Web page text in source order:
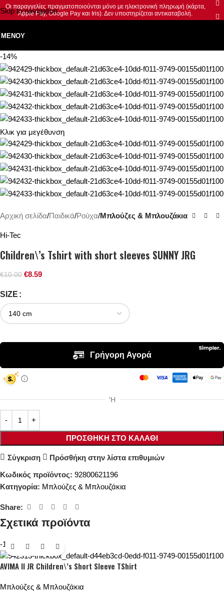
Skip to navigation
Skip to main content
Οι παραγγελίες πραγματοποιούνται μόνο με ηλεκτρονική πληρωμή (κάρτα,
Apple Pay, Google Pay και Iris). Δεν υποστηρίζεται αντικαταβολή.
ΜΕΝΟΎ
-14%
Κλικ για μεγέθυνση
Αρχική σελίδα Παιδικά Ρούχα Μπλούζες & Μπλουζάκια
Hi-Tec
Children\’s Tshirt with short sleeves SUNNY JRG
€10.00 €8.59
SIZE
ΠΡΟΣΘΉΚΗ ΣΤΟ ΚΑΛΆΘΙ
Σύγκριση Πρόσθήκη στην λίστα επιθυμιών
Κωδικός προϊόντος: 92800621196
Κατηγορία: Μπλούζες & Μπλουζάκια
Share:
Σχετικά προϊόντα
-12%
AVIMA II JR Children\’s Short Sleeve TShirt
Μπλούζες & Μπλουζάκια